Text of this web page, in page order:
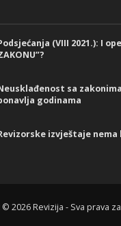
(VIII 2021.): I
sa
godinama
izvještaje nema
2026 Revizija - Sva prava